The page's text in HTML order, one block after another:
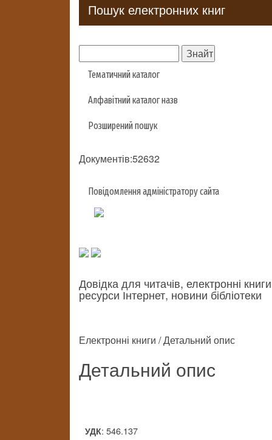
Пошук електронних книг
Тематичний каталог
Алфавітний каталог назв
Розширений пошук
Документів:52632
Повідомлення адміністратору сайта
Довідка для читачів, електронні
ресурси Інтернет, новини бібліотеки
Електронні книги / Детальний опис
Детальний опис
УДК: 546.137